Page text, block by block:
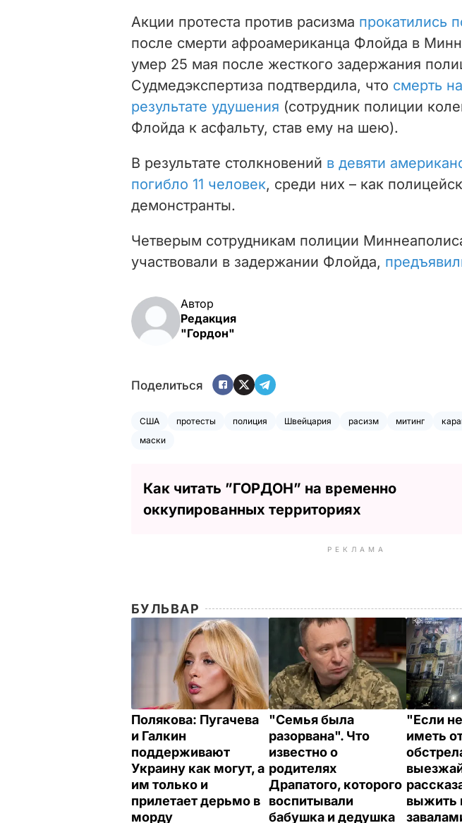
Акции протеста против расизма прокатились
после смерти афроамериканца Флойда в
умер 25 мая после жесткого задержания
Судмедэкспертиза подтвердила, что смерть
результате удушения (сотрудник полиции
Флойда к асфальту, став ему на шею).
В результате столкновений в девяти
погибло 11 человек, среди них – как
демонстранты.
Четверым сотрудникам полиции
участвовали в задержании Флойда,
Автор
Редакция
"Гордон"
Поделиться
США протесты полиция Швейцария расизм митинг
маски
Как читать ”ГОРДОН” на временно
оккупированных территориях
РЕКЛАМА
БУЛЬВАР
Полякова: Пугачева
и Галкин
поддерживают
Украину как могут, а
им только и
прилетает дерьмо в
морду
"Семья была
разорвана". Что
известно о
родителях
Драпатого, которого
воспитывали
бабушка и дедушка
"Если
иметь
выжить